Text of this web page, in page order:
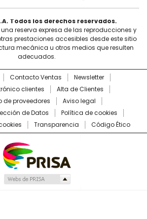
Todos los derechos reservados.
una reserva expresa de las reproducciones y
prestaciones accesibles desde este sitio
mecánica u otros medios que resulten
adecuados.
Contacto Ventas
Newsletter
clientes
Alta de Clientes
de proveedores
Aviso legal
de Datos
Política de cookies
Transparencia Código Ético